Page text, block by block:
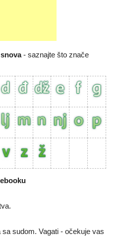
- saznajte što znače
sudom. Vagati - očekuje vas